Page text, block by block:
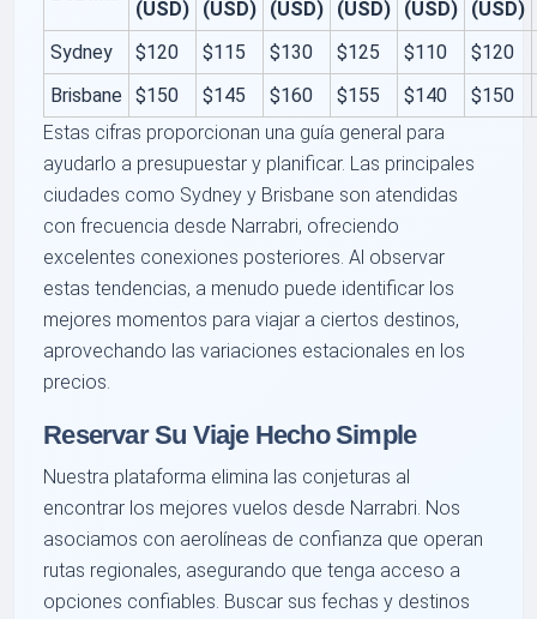
(USD)
(USD)
(USD)
(USD)
(USD)
(USD)
Sydney
$120 $115 $130 $125 $110
$120
Brisbane
$150 $145 $160 $155 $140
$150
Estas cifras proporcionan una guía general para
ayudarlo a presupuestar y planificar. Las principales
ciudades como Sydney y Brisbane son atendidas
con frecuencia desde Narrabri, ofreciendo
excelentes conexiones posteriores. Al observar
estas tendencias, a menudo puede identificar los
mejores momentos para viajar a ciertos destinos,
aprovechando las variaciones estacionales en los
precios.
Reservar Su Viaje Hecho Simple
Nuestra plataforma elimina las conjeturas al
encontrar los mejores vuelos desde Narrabri. Nos
asociamos con aerolíneas de confianza que operan
rutas regionales, asegurando que tenga acceso a
opciones confiables. Buscar sus fechas y destinos